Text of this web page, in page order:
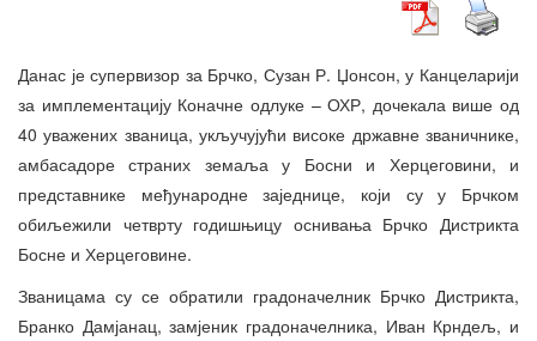
Данас је супервизор за Брчко, Сузан Р. Џонсон, у Канцеларији
за имплементацију Коначне одлуке – ОХР, дочекала више од
40 уважених званица, укључујући високе државне званичнике,
амбасадоре страних земаља у Босни и Херцеговини, и
представнике међународне заједнице, који су у Брчком
обиљежили четврту годишњицу оснивања Брчко Дистрикта
Босне и Херцеговине.
Званицама су се обратили градоначелник Брчко Дистрикта,
Бранко Дамјанац, замјеник градоначелника, Иван Крндељ, и